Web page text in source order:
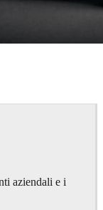
aziendali e i